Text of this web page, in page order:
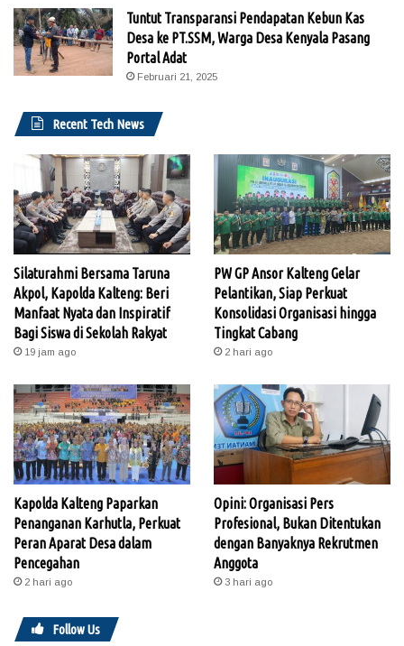
Tuntut Transparansi Pendapatan Kebun Kas
Desa ke PT.SSM, Warga Desa Kenyala Pasang
Portal Adat
Februari 21, 2025
Recent Tech News
Silaturahmi Bersama Taruna
Akpol, Kapolda Kalteng: Beri
Manfaat Nyata dan Inspiratif
Bagi Siswa di Sekolah Rakyat
19 jam ago
PW GP Ansor Kalteng Gelar
Pelantikan, Siap Perkuat
Konsolidasi Organisasi hingga
Tingkat Cabang
2 hari ago
Kapolda Kalteng Paparkan
Penanganan Karhutla, Perkuat
Peran Aparat Desa dalam
Pencegahan
2 hari ago
Opini: Organisasi Pers
Profesional, Bukan Ditentukan
dengan Banyaknya Rekrutmen
Anggota
3 hari ago
Follow Us